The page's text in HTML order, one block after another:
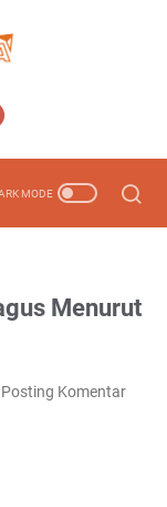
Menurut
Posting Komentar